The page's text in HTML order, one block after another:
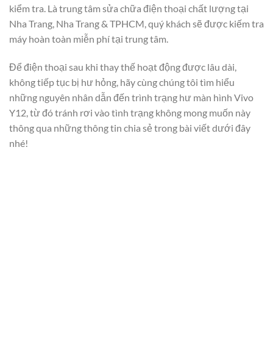
kiểm tra. Là trung tâm sửa chữa điện thoại chất lượng tại
Nha Trang, Nha Trang & TPHCM, quý khách sẽ được kiếm tra
máy hoàn toàn miễn phí tại trung tâm.
Để điện thoại sau khi thay thế hoạt động được lâu dài,
không tiếp tục bị hư hỏng, hãy cùng chúng tôi tìm hiểu
những nguyên nhân dẫn đến trình trạng hư màn hình Vivo
Y12, từ đó tránh rơi vào tình trạng không mong muốn này
thông qua những thông tin chia sẻ trong bài viết dưới đây
nhé!